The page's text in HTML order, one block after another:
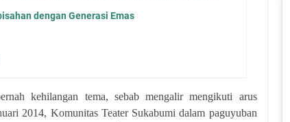
dengan Generasi Emas
kehilangan tema, sebab mengalir mengikuti arus
2014, Komunitas Teater Sukabumi dalam paguyuban